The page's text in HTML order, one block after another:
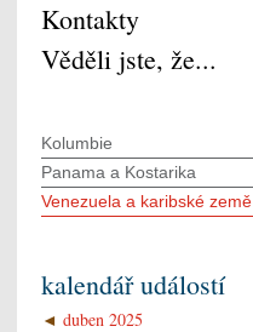
Kontakty
Věděli jste, že...
Kolumbie
Panama a Kostarika
Venezuela a karibské země
kalendář událostí
◄ duben 2025